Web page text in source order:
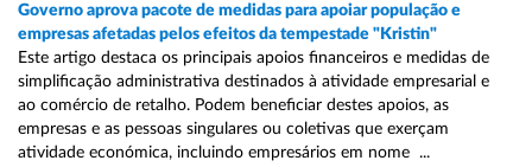
Governo aprova pacote de medidas para apoiar população e
empresas afetadas pelos efeitos da tempestade "Kristin"
Este artigo destaca os principais apoios financeiros e medidas de
simplificação administrativa destinados à atividade empresarial e
ao comércio de retalho. Podem beneficiar destes apoios, as
empresas e as pessoas singulares ou coletivas que exerçam
atividade económica, incluindo empresários em nome ...